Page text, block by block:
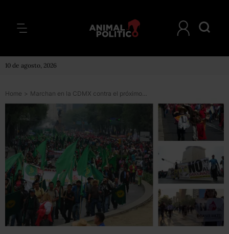
10 de agosto, 2026
Home > Marchan en la CDMX contra el próximo gasolinazo previsto para febrero